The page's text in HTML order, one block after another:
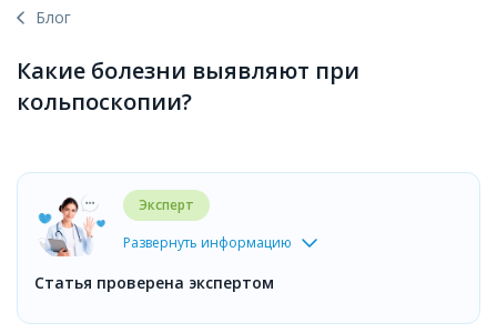
Блог
Какие болезни выявляют при
кольпоскопии?
Эксперт
Развернуть информацию
Статья проверена экспертом